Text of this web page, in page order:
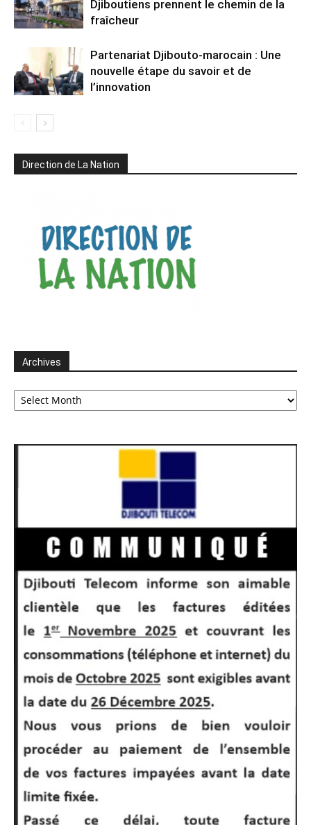
Djiboutiens prennent le chemin de la
fraîcheur
Partenariat Djibouto-marocain : Une
nouvelle étape du savoir et de
l’innovation
Direction de La Nation
Archives
Archives